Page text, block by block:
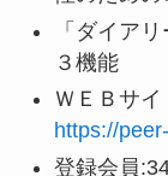
「ダイア
３機能
ＷＥＢサ
https://
登録会員